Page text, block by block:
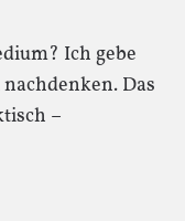
Ich gebe
Das
–